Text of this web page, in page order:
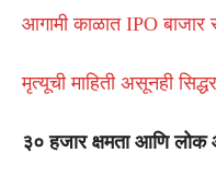
आगामी काळात IPO बाजार
मृत्यूची माहिती असूनही
३० हजार क्षमता आणि